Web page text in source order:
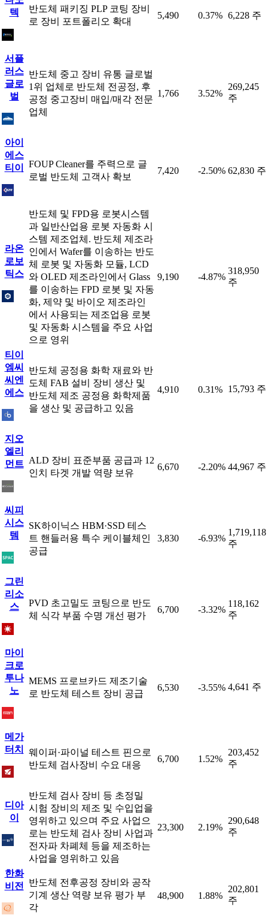
텍
반도체 패키징 PLP 코팅 장비
로 장비 포트폴리오 확대
5,490 0.37% 6,228 주
서플
러스
글로
벌
반도체 중고 장비 유통 글로벌
1위 업체로 반도체 전공정, 후
공정 중고장비 매입/매각 전문
업체
1,766 3.52%
269,245
주
아이
에스
티이
FOUP Cleaner를 주력으로 글
로벌 반도체 고객사 확보
7,420 -2.50% 62,830 주
라온
로보
틱스
반도체 및 FPD용 로봇시스템
과 일반산업용 로봇 자동화 시
스템 제조업체. 반도체 제조라
인에서 Wafer를 이송하는 반도
체 로봇 및 자동화 모듈, LCD
와 OLED 제조라인에서 Glass
를 이송하는 FPD 로봇 및 자동
화, 제약 및 바이오 제조라인
에서 사용되는 제조업용 로봇
및 자동화 시스템을 주요 사업
으로 영위
9,190 -4.87%
318,950
주
티이
엠씨
씨엔
에스
반도체 공정용 화학 재료와 반
도체 FAB 설비 장비 생산 및
반도체 제조 공정용 화학제품
을 생산 및 공급하고 있음
4,910 0.31% 15,793 주
지오
엘리
먼트 ALD 장비 표준부품 공급과 12
인치 타겟 개발 역량 보유
6,670 -2.20% 44,967 주
씨피
시스
템
SK하이닉스 HBM·SSD 테스
트 핸들러용 특수 케이블체인
공급
3,830 -6.93%
1,719,118
주
그린
리소
스
PVD 초고밀도 코팅으로 반도
체 식각 부품 수명 개선 평가
6,700 -3.32%
118,162
주
마이
크로
투나
노
MEMS 프로브카드 제조기술
로 반도체 테스트 장비 공급
6,530 -3.55% 4,641 주
메가
터치
웨이퍼·파이널 테스트 핀으로
반도체 검사장비 수요 대응
6,700 1.52%
203,452
주
디아
이
반도체 검사 장비 등 초정밀
시험 장비의 제조 및 수입업을
영위하고 있으며 주요 사업으
로는 반도체 검사 장비 사업과
전자파 차폐체 등을 제조하는
사업을 영위하고 있음
23,300 2.19%
290,648
주
한화
비전
반도체 전후공정 장비와 공작
기계 생산 역량 보유 평가 부
각
48,900 1.88%
202,801
주